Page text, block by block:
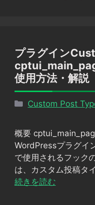
プラグイン
使用方法・解説
カ
リ
ー
Custom Post
概要
WordPressプラグイ
で使用されるフック
は、カスタム投稿タ
続きを読む